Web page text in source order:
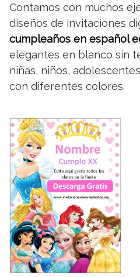
Contamos con muchos
diseños de invitaciones
cumpleaños en español
elegantes en blanco sin
niñas, niños,
con diferentes colores.